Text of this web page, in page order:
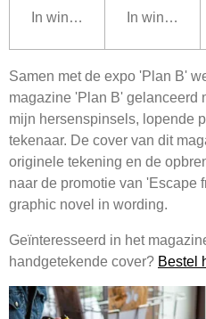
In winkelwagenIn
Samen met de expo 'Plan B'
magazine 'Plan B' gelanceerd
mijn hersenspinsels, lopende
tekenaar. De cover van dit
originele tekening en de
naar de promotie van 'Escape
graphic novel in wording.
Geïnteresseerd in het
handgetekende cover? Bestel